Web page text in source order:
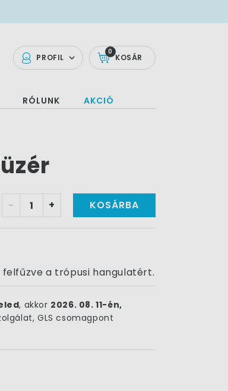
PROFIL KOSÁR
0
RÓLUNK AKCIÓ
- + KOSÁRBA
felfűzve a trópusi hangulatért.
, akkor 2026. 08. 11-én,
GLS csomagpont